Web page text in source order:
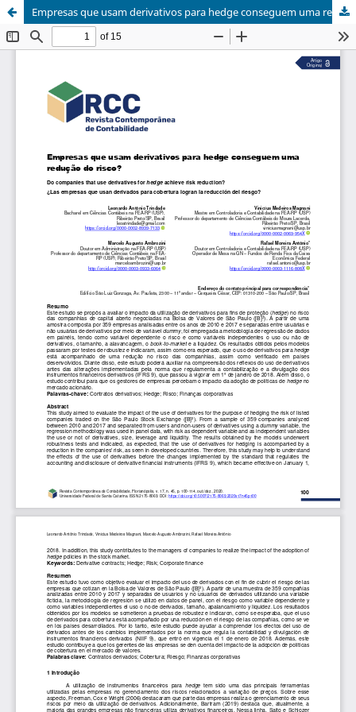
Empresas que usam derivativos para hedge conseguem uma redução do risco?